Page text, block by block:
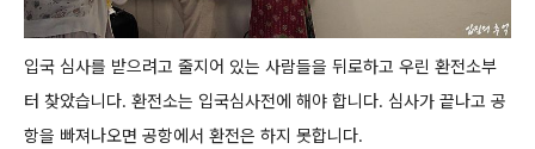
입국 심사를 받으려고 줄지어 있는 사람들을 뒤로하고 우린 환전소부
터 찾았습니다. 환전소는 입국심사전에 해야 합니다. 심사가 끝나고 공
항을 빠져나오면 공항에서 환전은 하지 못합니다.